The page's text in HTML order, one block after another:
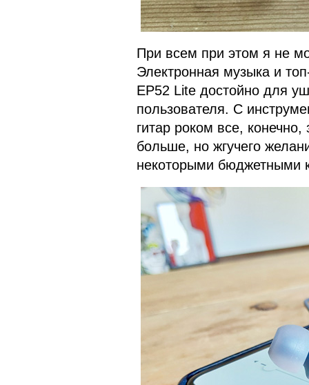
При всем при этом я не
Электронная музыка и
EP52 Lite достойно для
пользователя. С
гитар роком все,
больше, но жгучего
некоторыми бюджетными